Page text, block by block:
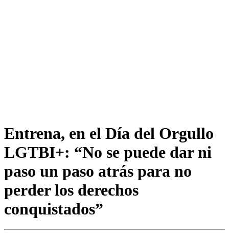
Entrena, en el Día del Orgullo
LGTBI+: “No se puede dar ni
paso un paso atrás para no
perder los derechos
conquistados”